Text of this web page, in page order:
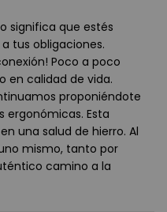
significa que estés
tus obligaciones.
Poco a poco
en calidad de vida.
proponiéndote
ergonómicas. Esta
una salud de hierro. Al
mismo, tanto por
camino a la